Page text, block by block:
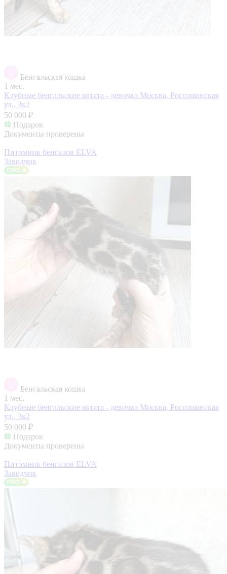
Бенгальская кошка
1 мес.
Клубные бенгальские котята - девочка Москва, Россошанская
ул., 3к2
50 000 ₽
Подарок
Документы проверены
Питомник бенгалов ELVA
Заводчик
Бенгальская кошка
1 мес.
Клубные бенгальские котята - девочка Москва, Россошанская
ул., 3к2
50 000 ₽
Подарок
Документы проверены
Питомник бенгалов ELVA
Заводчик